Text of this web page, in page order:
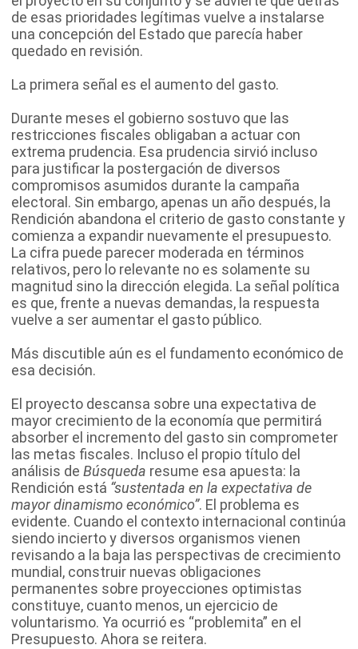
de esas prioridades legítimas vuelve a instalarse
una concepción del Estado que parecía haber
quedado en revisión.
La primera señal es el aumento del gasto.
Durante meses el gobierno sostuvo que las
restricciones fiscales obligaban a actuar con
extrema prudencia. Esa prudencia sirvió incluso
para justificar la postergación de diversos
compromisos asumidos durante la campaña
electoral. Sin embargo, apenas un año después, la
Rendición abandona el criterio de gasto constante y
comienza a expandir nuevamente el presupuesto.
La cifra puede parecer moderada en términos
relativos, pero lo relevante no es solamente su
magnitud sino la dirección elegida. La señal política
es que, frente a nuevas demandas, la respuesta
vuelve a ser aumentar el gasto público.
Más discutible aún es el fundamento económico de
esa decisión.
El proyecto descansa sobre una expectativa de
mayor crecimiento de la economía que permitirá
absorber el incremento del gasto sin comprometer
las metas fiscales. Incluso el propio título del
análisis de Búsqueda resume esa apuesta: la
Rendición está “sustentada en la expectativa de
mayor dinamismo económico”. El problema es
evidente. Cuando el contexto internacional continúa
siendo incierto y diversos organismos vienen
revisando a la baja las perspectivas de crecimiento
mundial, construir nuevas obligaciones
permanentes sobre proyecciones optimistas
constituye, cuanto menos, un ejercicio de
voluntarismo. Ya ocurrió es “problemita” en el
Presupuesto. Ahora se reitera.